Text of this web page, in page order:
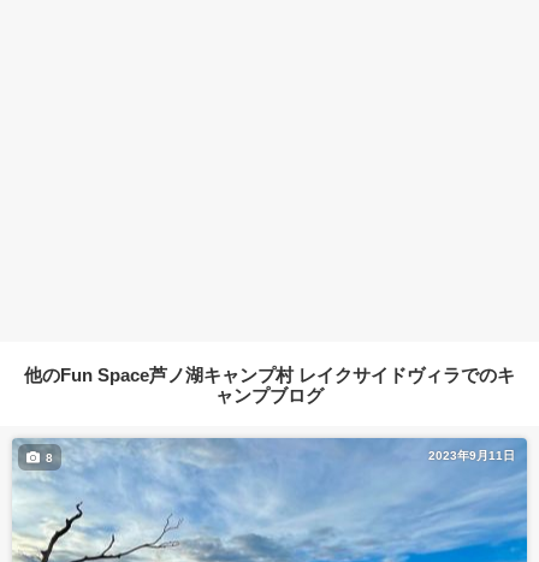
他のFun Space芦ノ湖キャンプ村 レイクサイドヴィラでのキ
ャンプブログ
2023年9月11日
8